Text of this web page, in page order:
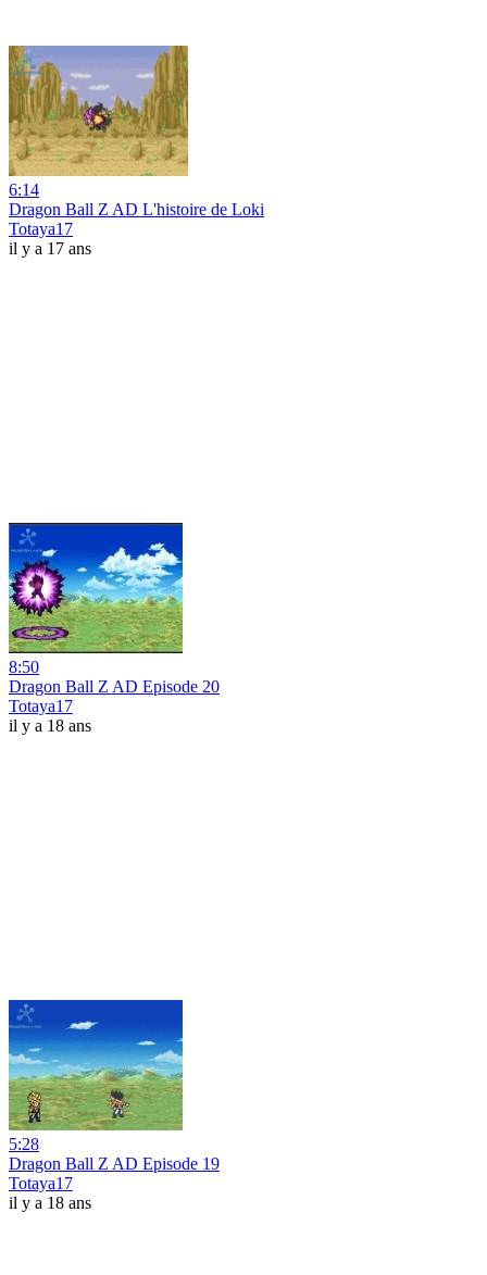
6:14
Dragon Ball Z AD L'histoire de Loki
Totaya17
il y a 17 ans
8:50
Dragon Ball Z AD Episode 20
Totaya17
il y a 18 ans
5:28
Dragon Ball Z AD Episode 19
Totaya17
il y a 18 ans